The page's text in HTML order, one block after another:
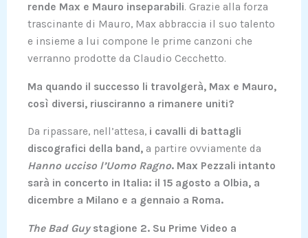
rende Max e Mauro inseparabili. Grazie alla forza
trascinante di Mauro, Max abbraccia il suo talento
e insieme a lui compone le prime canzoni che
verranno prodotte da Claudio Cecchetto.
Ma quando il successo li travolgerà, Max e Mauro,
così diversi, riusciranno a rimanere uniti?
Da ripassare, nell’attesa, i cavalli di battagli
discografici della band, a partire ovviamente da
Hanno ucciso l’Uomo Ragno. Max Pezzali intanto
sarà in concerto in Italia: il 15 agosto a Olbia, a
dicembre a Milano e a gennaio a Roma.
The Bad Guystagione 2. Su Prime Video a